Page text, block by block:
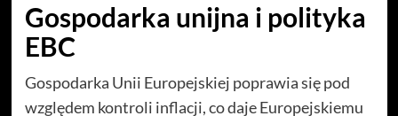
Gospodarka unijna i polityka
EBC
Gospodarka Unii Europejskiej poprawia się pod
względem kontroli inflacji, co daje Europejskiemu